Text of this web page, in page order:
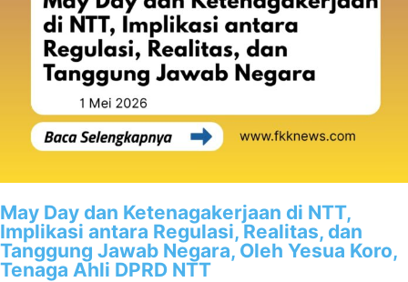
May Day dan Ketenagakerjaan di NTT,
Implikasi antara Regulasi, Realitas, dan
Tanggung Jawab Negara, Oleh Yesua Koro,
Tenaga Ahli DPRD NTT